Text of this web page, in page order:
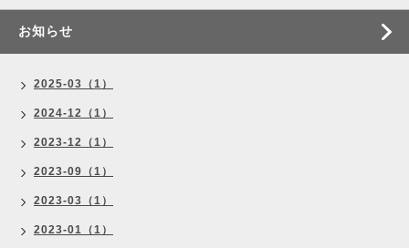
お知らせ
2025-03（1）
2024-12（1）
2023-12（1）
2023-09（1）
2023-03（1）
2023-01（1）